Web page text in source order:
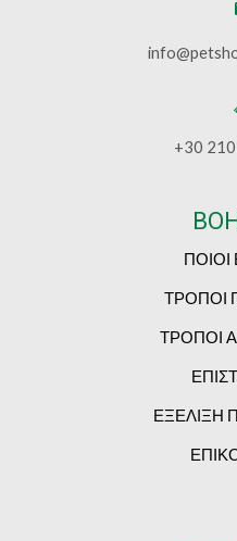
+30
ΠΟΙΟΙ
ΤΡΟΠΟΙ
ΤΡΟΠΟΙ
ΕΞΕΛΙΞΗ